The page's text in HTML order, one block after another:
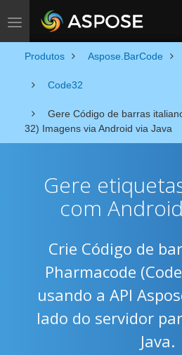
Toggle navigation
Produtos Aspose.BarCode
Code32
Gere Código de barras
32) Imagens via Android via Java
Gere
com Android
Crie Código de
Pharmacode
usando a API
lado do servidor
Java.